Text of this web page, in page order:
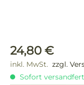
Regulärer Preis:
24,80 €
inkl. MwSt. zzgl.
Sofort